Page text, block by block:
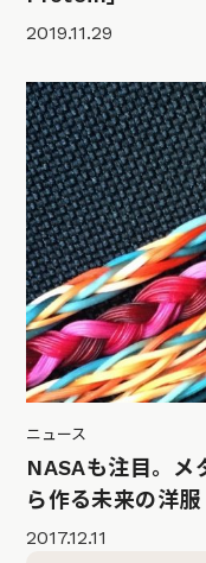
2019.11.29
ニュース
NASAも注目。メ
ら作る未来の洋服
2017.12.11